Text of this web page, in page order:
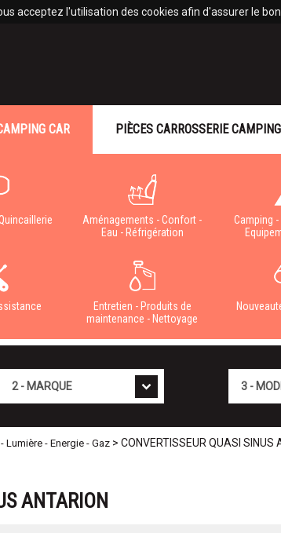
acceptez l'utilisation des cookies afin d'assurer le
CAR
Aménagements - Confort -
Eau - Réfrigération
Camping -
Entretien - Produits de
maintenance - Nettoyage
PIÈCES CARROSSERIE
Lumière - Energie - Gaz > CONVERTISSEUR QUASI SINUS
ANTARION